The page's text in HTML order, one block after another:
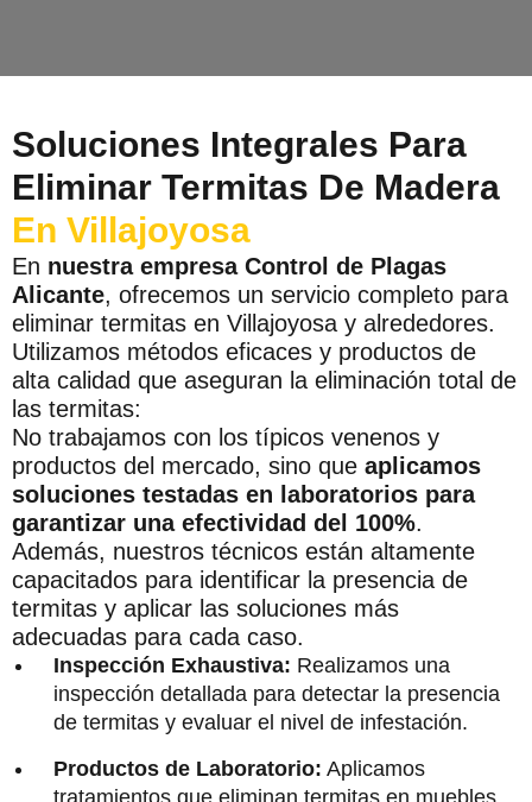
Soluciones Integrales Para
Eliminar Termitas De Madera
En Villajoyosa
En nuestra empresa Control de Plagas
Alicante, ofrecemos un servicio completo para
eliminar termitas en Villajoyosa y alrededores.
Utilizamos métodos eficaces y productos de
alta calidad que aseguran la eliminación total de
las termitas:
No trabajamos con los típicos venenos y
productos del mercado, sino que aplicamos
soluciones testadas en laboratorios para
garantizar una efectividad del 100%.
Además, nuestros técnicos están altamente
capacitados para identificar la presencia de
termitas y aplicar las soluciones más
adecuadas para cada caso.
Inspección Exhaustiva: Realizamos una
inspección detallada para detectar la presencia
de termitas y evaluar el nivel de infestación.
Productos de Laboratorio: Aplicamos
tratamientos que eliminan termitas en muebles